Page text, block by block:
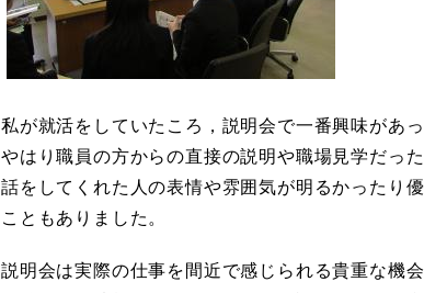
私が就活をしていたころ，説明会で一番興味があ
やはり職員の方からの直接の説明や職場見学だった
話をしてくれた人の表情や雰囲気が明るかったり
こともありました。
説明会は実際の仕事を間近で感じられる貴重な機